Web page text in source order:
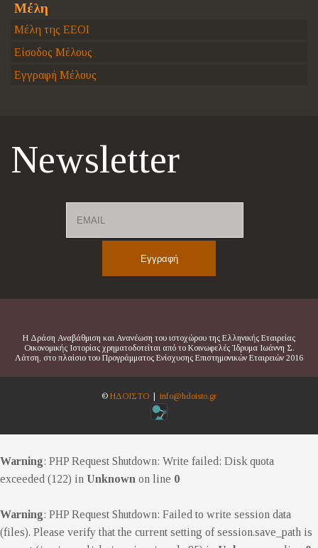
Μέλη
Μέλη της ΕΕΟΙ
Είσοδος Μέλους
Εγγραφή Μέλους
Newsletter
Η Δράση Αναβάθμιση και Ανανέωση του ιστοχώρου της Ελληνικής Εταιρείας
Οικονομικής Ιστορίας χρηματοδοτείται από το Κοινωφελές Ίδρυμα Ιωάννη Σ.
Λάτση, στο πλαίσιο του Προγράμματος Ενίσχυσης Επιστημονικών Εταιρειών 2016
© ΗΔΟΙΣΤΟ info@hdoisto.gr
Warning: PHP Request Shutdown: Write failed: Disk quota
exceeded (122) in Unknown on line 0
Warning: PHP Request Shutdown: Failed to write session data
(files). Please verify that the current setting of session.save_path is